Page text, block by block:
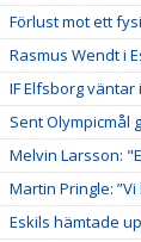
Förlust mot ett
Rasmus Wendt i
IF Elfsborg
Sent Olympicmål
Melvin Larsson:
Martin Pringle:
Eskils hämtade